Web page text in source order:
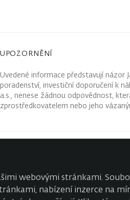
UPOZORNĚNÍ
Uvedené informace představují názor
poradenství, investiční doporučení k
a.s., nenese žádnou odpovědnost,
zprostředkovatelem nebo jeho
Kontakty Wealth Report
webovými stránkami.
nabízení inzerce na